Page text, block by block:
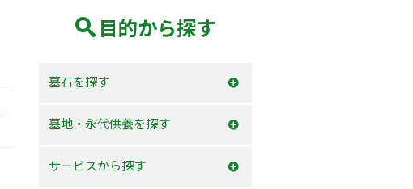
目的から探す
墓石を探す
和型墓石
洋型墓石
墓地・永代供養を探す
横浜市内
サービスから探す